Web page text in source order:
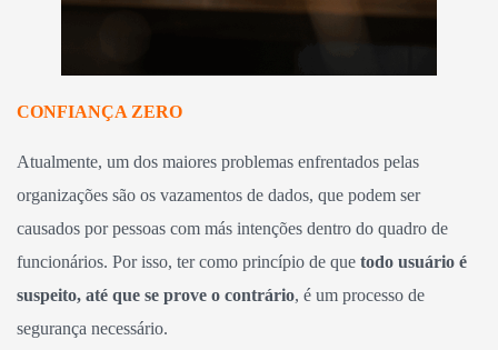
CONFIANÇA ZERO
Atualmente, um dos maiores problemas enfrentados pelas
organizações são os vazamentos de dados, que podem ser
causados por pessoas com más intenções dentro do quadro de
funcionários. Por isso, ter como princípio de que todo usuário é
suspeito, até que se prove o contrário, é um processo de
segurança necessário.